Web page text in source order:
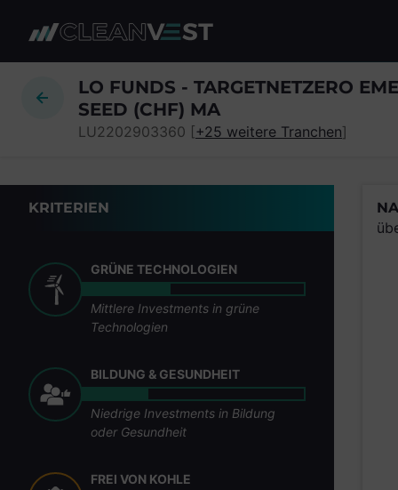
LO FUNDS - TARGETNETZERO
SEED (CHF) MA
LU2202903360 [+25 weitere Tranchen]
KRITERIEN
GRÜNE TECHNOLOGIEN
Mittlere Investments in grüne
Technologien
BILDUNG & GESUNDHEIT
Niedrige Investments in Bildung
oder Gesundheit
FREI VON KOHLE